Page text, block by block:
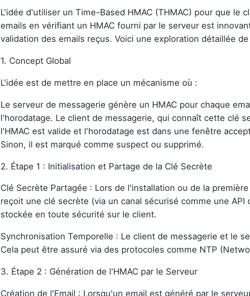
L'idée d'utiliser un Time-Based HMAC (THMAC) pour que le
emails en vérifiant un HMAC fourni par le serveur est
validation des emails reçus. Voici une exploration détaillée
1. Concept Global
L'idée est de mettre en place un mécanisme où :
Le serveur de messagerie génère un HMAC pour chaque
l'horodatage. Le client de messagerie, qui connaît cette clé
l'HMAC est valide et l'horodatage est dans une fenêtre
Sinon, il est marqué comme suspect ou supprimé.
2. Étape 1 : Initialisation et Partage de la Clé Secrète
Clé Secrète Partagée : Lors de l'installation ou de la
reçoit une clé secrète (via un canal sécurisé comme une
stockée en toute sécurité sur le client.
Synchronisation Temporelle : Le client de messagerie et le
Cela peut être assuré via des protocoles comme NTP
3. Étape 2 : Génération de l'HMAC par le Serveur
Création de l'Email : Lorsqu'un email est généré par le